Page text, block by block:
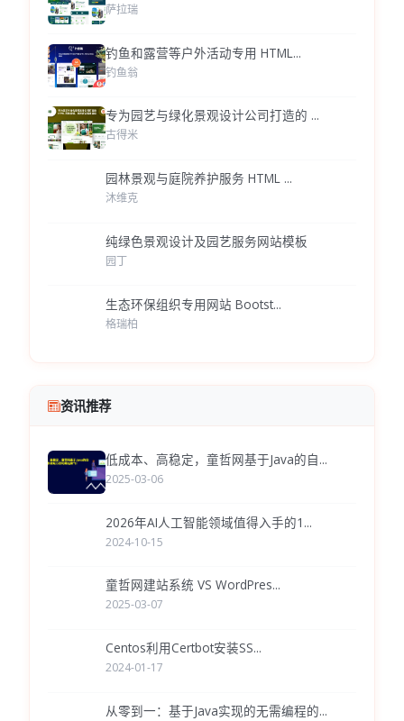
萨拉瑞
钓鱼和露营等户外活动专用 HTML...
钓鱼翁
专为园艺与绿化景观设计公司打造的 ...
古得米
园林景观与庭院养护服务 HTML ...
沐维克
纯绿色景观设计及园艺服务网站模板
园丁
生态环保组织专用网站 Bootst...
格瑞柏
资讯推荐
低成本、高稳定，童哲网基于Java的自...
2025-03-06
2026年AI人工智能领域值得入手的1...
2024-10-15
童哲网建站系统 VS WordPres...
2025-03-07
Centos利用Certbot安装SS...
2024-01-17
从零到一：基于Java实现的无需编程的...